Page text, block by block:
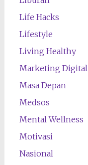
Life Hacks
Lifestyle
Living Healthy
Marketing Digital
Masa Depan
Medsos
Mental Wellness
Motivasi
Nasional